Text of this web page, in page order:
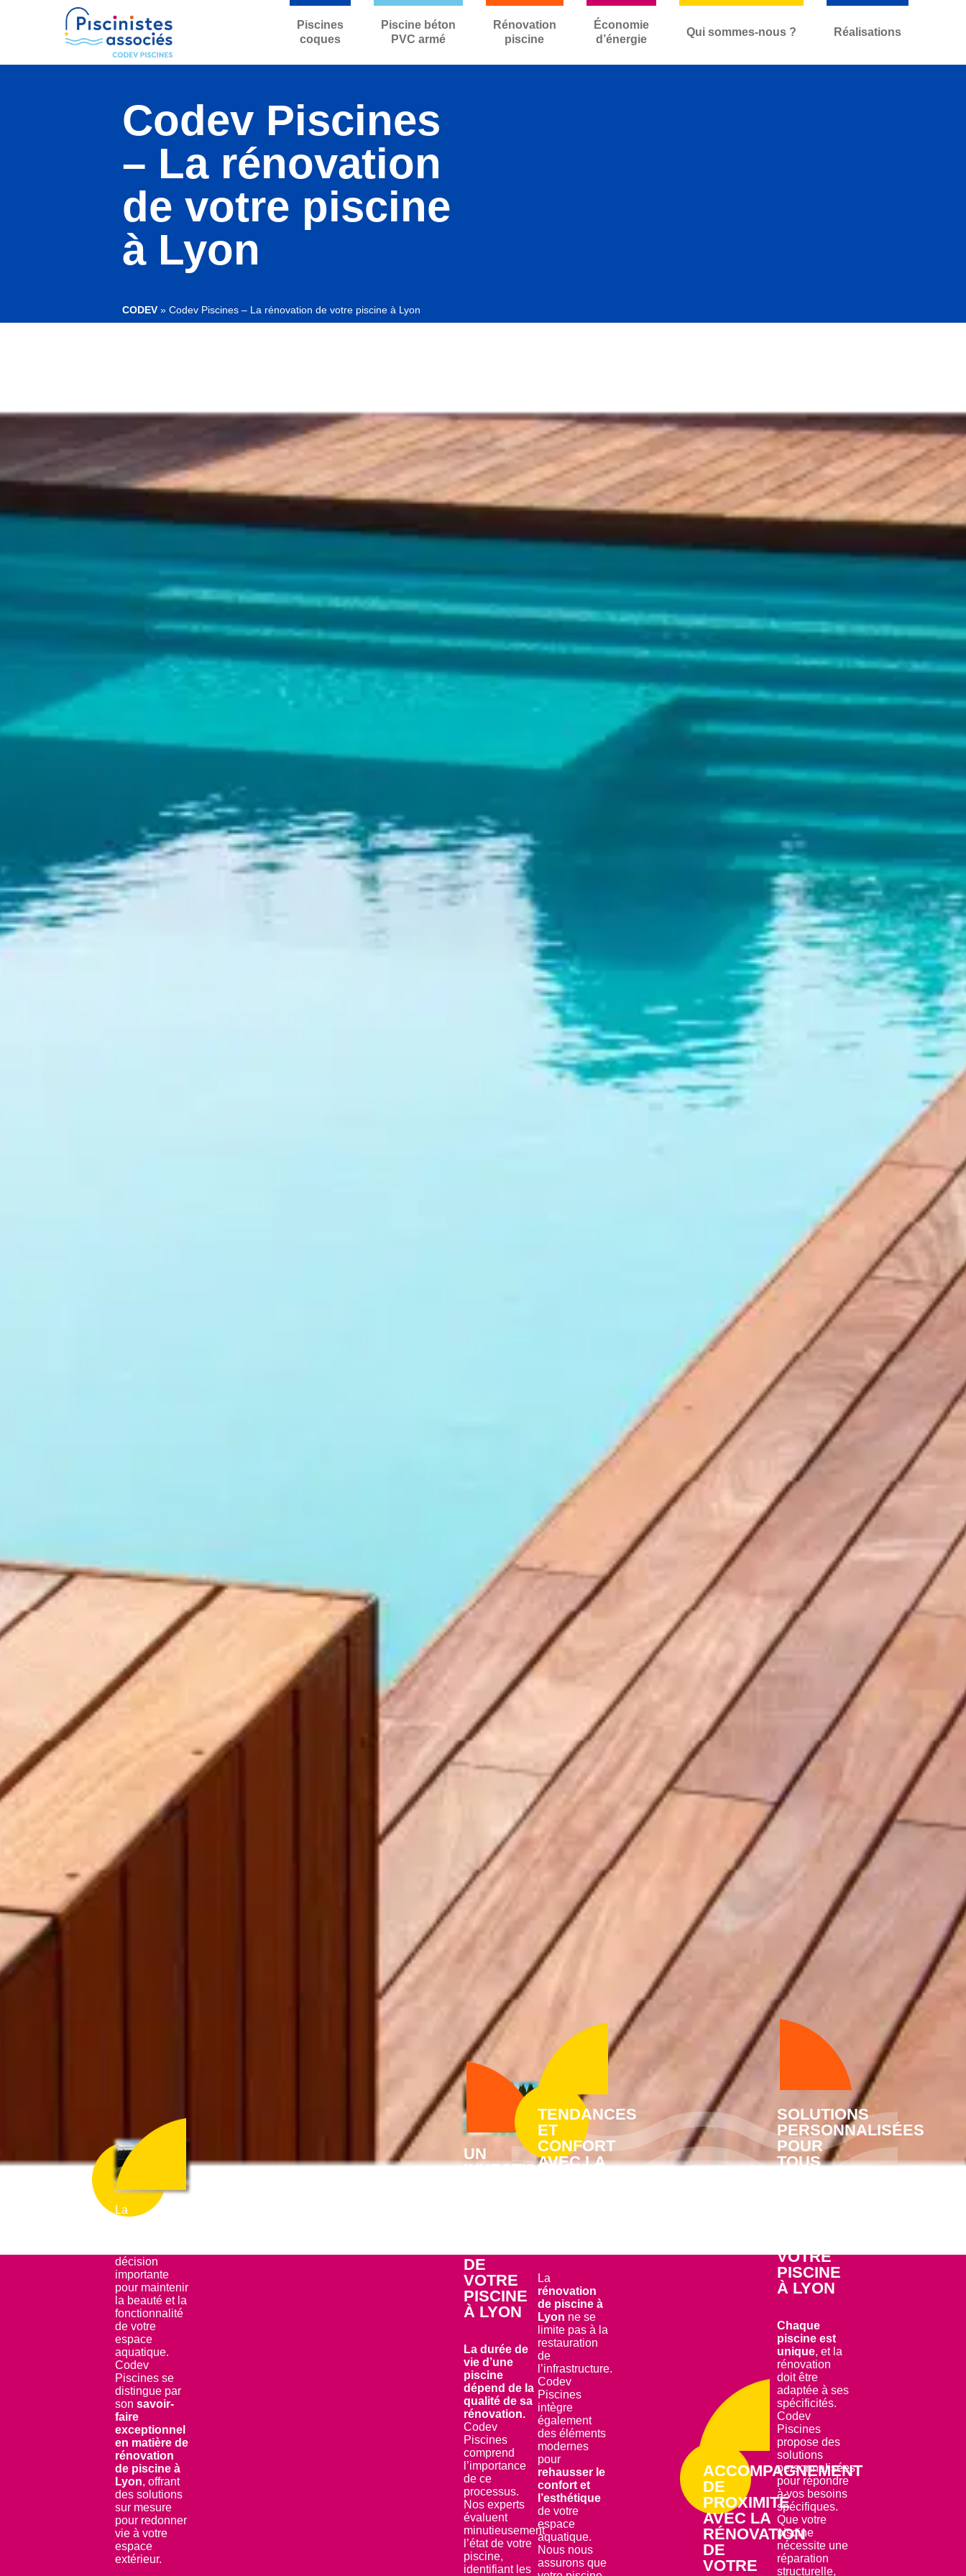
Piscines
coques
Piscine béton
PVC armé
Rénovation
piscine
Économie
d’énergie
Qui sommes-nous ? Réalisations
Codev Piscines
– La rénovation
de votre piscine
à Lyon
CODEV » Codev Piscines – La rénovation de votre piscine à Lyon
La
décision
importante
pour maintenir
la beauté et la
fonctionnalité
de votre
espace
aquatique.
Codev
Piscines se
distingue par
son savoir-
faire
exceptionnel
en matière de
rénovation
de piscine à
Lyon, offrant
des solutions
sur mesure
pour redonner
vie à votre
espace
extérieur.
UN
INVESTISSEMENT
DE
VOTRE
PISCINE
À LYON
La durée de
vie d’une
piscine
dépend de la
qualité de sa
rénovation.
Codev
Piscines
comprend
l’importance
de ce
processus.
Nos experts
évaluent
minutieusement
l’état de votre
piscine,
identifiant les
TENDANCES
ET
CONFORT
AVEC LA
La
rénovation
de piscine à
Lyon ne se
limite pas à la
restauration
de
l’infrastructure.
Codev
Piscines
intègre
également
des éléments
modernes
pour
rehausser le
confort et
l’esthétique
de votre
espace
aquatique.
Nous nous
assurons que
ACCOMPAGNEMENT
DE
PROXIMITÉ
AVEC LA
RÉNOVATION
DE
VOTRE
SOLUTIONS
PERSONNALISÉES
POUR
TOUS
VOTRE
PISCINE
À LYON
Chaque
piscine est
unique, et la
rénovation
doit être
adaptée à ses
spécificités.
Codev
Piscines
propose des
solutions
personnalisées
pour répondre
à vos besoins
spécifiques.
Que votre
piscine
nécessite une
réparation
structurelle,